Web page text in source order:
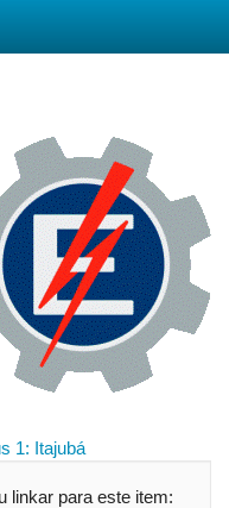
1: Itajubá
linkar para este item: